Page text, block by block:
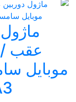
عقب
موبایل